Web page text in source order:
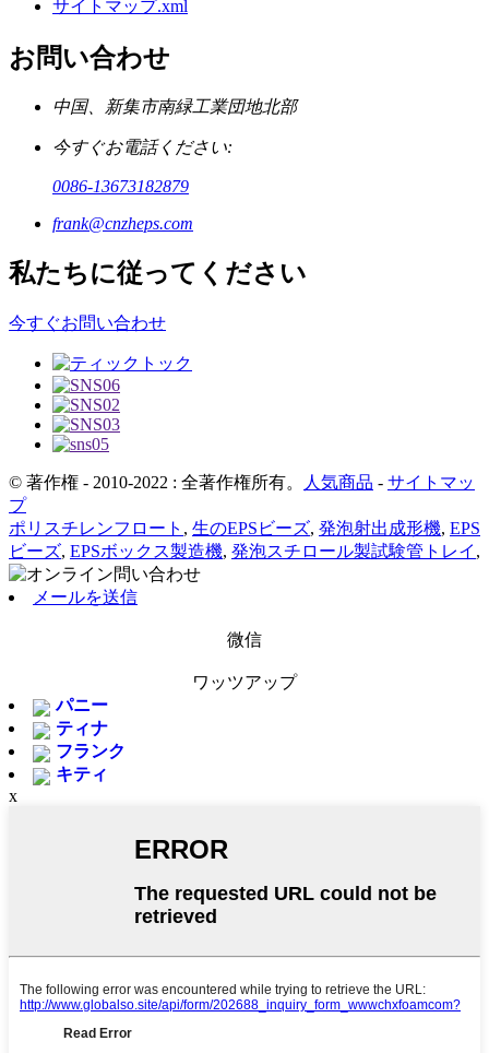
サイトマップ.xml
お問い合わせ
中国、新集市南緑工業団地北部
今すぐお電話ください:
0086-13673182879
frank@cnzheps.com
私たちに従ってください
今すぐお問い合わせ
© 著作権 - 2010-2022 : 全著作権所有。 人気商品 - サイトマッ
プ
ポリスチレンフロート , 生のEPSビーズ, 発泡射出成形機, EPS
ビーズ, EPSボックス製造機, 発泡スチロール製試験管トレイ ,
メールを送信
微信
ワッツアップ
パニー
ティナ
フランク
キティ
x